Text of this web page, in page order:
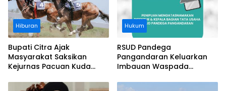
Hiburan
Bupati Citra Ajak
Masyarakat Saksikan
Kejurnas Pacuan Kuda
Legokjawa
Hukum
RSUD Pandega
Pangandaran Keluarkan
Imbauan Waspada